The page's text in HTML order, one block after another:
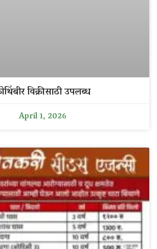
विक्रीसाठी उपलब्ध
April 1, 2026